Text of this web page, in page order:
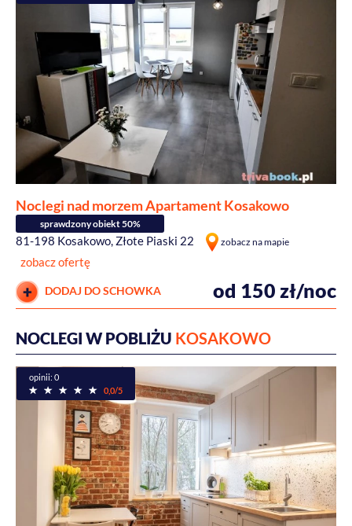
Noclegi nad morzem Apartament Kosakowo
sprawdzony obiekt 50%
81-198 Kosakowo, Złote Piaski 22 zobacz na mapie
zobacz ofertę
DODAJ DO SCHOWKA od 150 zł/noc
NOCLEGI W POBLIŻU KOSAKOWO
opinii: 0
0,0/5